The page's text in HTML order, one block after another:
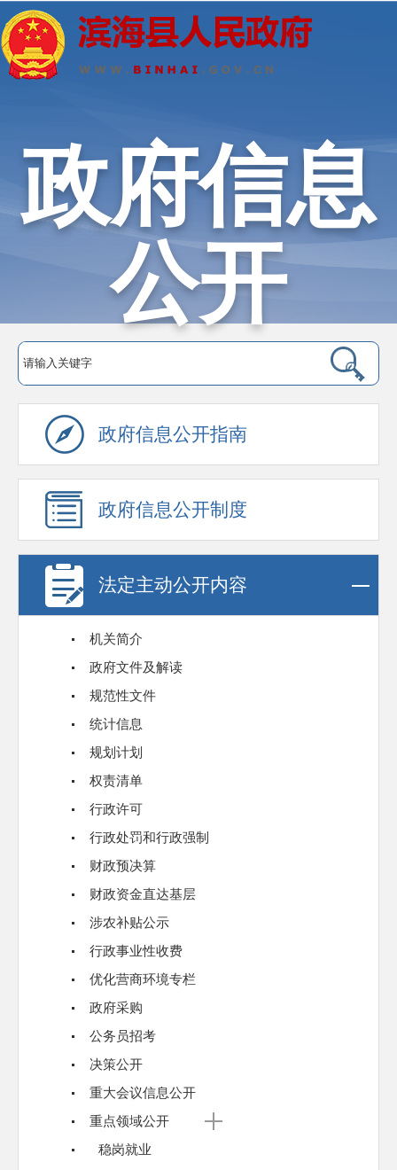
政府信息
公开
政府信息公开指南
政府信息公开制度
法定主动公开内容
机关简介
政府文件及解读
规范性文件
统计信息
规划计划
权责清单
行政许可
行政处罚和行政强制
财政预决算
财政资金直达基层
涉农补贴公示
行政事业性收费
优化营商环境专栏
政府采购
公务员招考
决策公开
重大会议信息公开
重点领域公开
稳岗就业